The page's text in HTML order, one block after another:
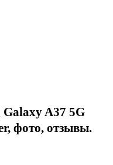
Galaxy A37 5G
фото, отзывы.